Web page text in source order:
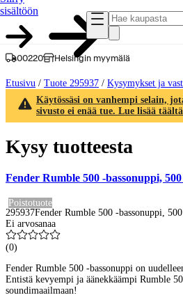
sisältöön
00220 Helsingin myymälä
Etusivu / Tuote 295937 / Kysymykset ja
Käytössäsi on vanhempi selain,
sivusto ei enää tue. Lue lisää
Kysy tuotteesta
Fender Rumble 500 -bassonuppi,
Poistotuote
295937Fender Rumble 500 -bassonuppi,
Ei arvosanaa
(0)
Fender Rumble 500 -bassonuppi on
Entistä kevyempi ja äänekkäämpi Rumble
soundimaailmaan!